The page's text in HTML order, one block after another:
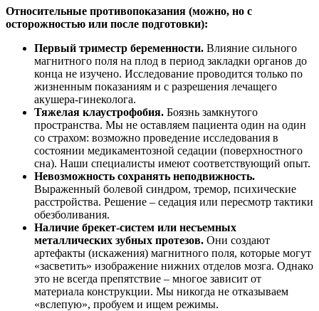
Относительные противопоказания (можно, но с
осторожностью или после подготовки):
Первый триместр беременности. Влияние сильного
магнитного поля на плод в период закладки органов до
конца не изучено. Исследование проводится только по
жизненным показаниям и с разрешения лечащего
акушера-гинеколога.
Тяжелая клаустрофобия. Боязнь замкнутого
пространства. Мы не оставляем пациента один на один
со страхом: возможно проведение исследования в
состоянии медикаментозной седации (поверхностного
сна). Наши специалисты имеют соответствующий опыт.
Невозможность сохранять неподвижность.
Выраженный болевой синдром, тремор, психические
расстройства. Решение – седация или пересмотр тактики
обезболивания.
Наличие брекет-систем или несъемных
металлических зубных протезов. Они создают
артефакты (искажения) магнитного поля, которые могут
«засветить» изображение нижних отделов мозга. Однако
это не всегда препятствие – многое зависит от
материала конструкции. Мы никогда не отказываем
«вслепую», пробуем и ищем режимы.